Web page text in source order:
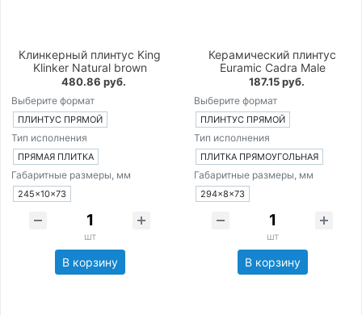
Клинкерный плинтус King
Klinker Natural brown
480.86 руб.
Выберите формат
ПЛИНТУС ПРЯМОЙ
Тип исполнения
ПРЯМАЯ ПЛИТКА
Габаритные размеры, мм
245×10×73
шт
В корзину
Керамический плинтус
Euramic Cadra Male
187.15 руб.
Выберите формат
ПЛИНТУС ПРЯМОЙ
Тип исполнения
ПЛИТКА ПРЯМОУГОЛЬНАЯ
Габаритные размеры, мм
294×8×73
шт
В корзину